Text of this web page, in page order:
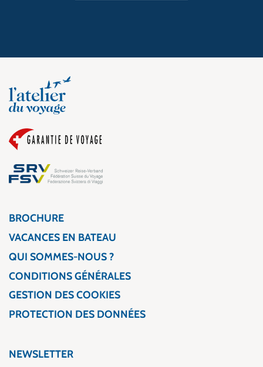
BROCHURE
VACANCES EN BATEAU
QUI SOMMES-NOUS ?
CONDITIONS GÉNÉRALES
GESTION DES COOKIES
PROTECTION DES DONNÉES
NEWSLETTER